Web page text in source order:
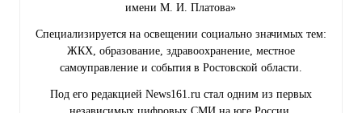
имени М. И. Платова»
Специализируется на освещении социально значимых тем:
ЖКХ, образование, здравоохранение, местное
самоуправление и события в Ростовской области.
Под его редакцией News161.ru стал одним из первых